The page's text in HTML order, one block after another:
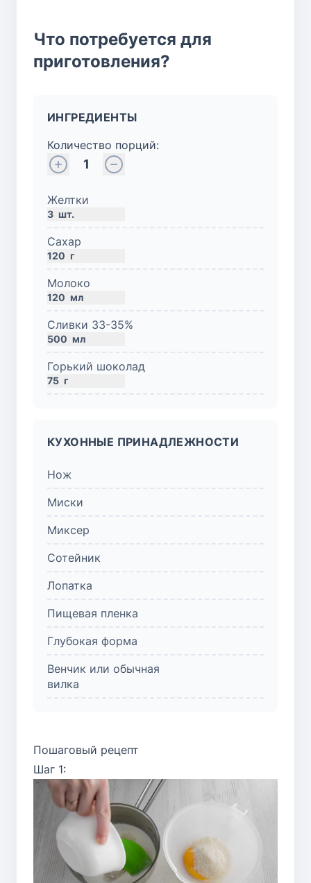
Что потребуется для
приготовления?
ИНГРЕДИЕНТЫ
Количество порций:
1
Желтки
3 шт.
Сахар
120 г
Молоко
120 мл
Сливки 33-35%
500 мл
Горький шоколад
75 г
КУХОННЫЕ ПРИНАДЛЕЖНОСТИ
Нож
Миски
Миксер
Сотейник
Лопатка
Пищевая пленка
Глубокая форма
Венчик или обычная
вилка
Пошаговый рецепт
Шаг 1: